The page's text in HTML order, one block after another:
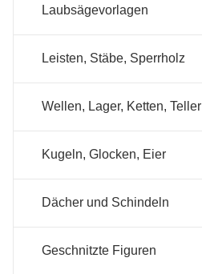
Laubsägevorlagen
Leisten, Stäbe, Sperrholz
Wellen, Lager, Ketten, Teller
Kugeln, Glocken, Eier
Dächer und Schindeln
Geschnitzte Figuren